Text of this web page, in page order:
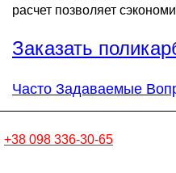
расчет позволяет
Заказать
Часто Задаваемые
+38 098 336-30-65